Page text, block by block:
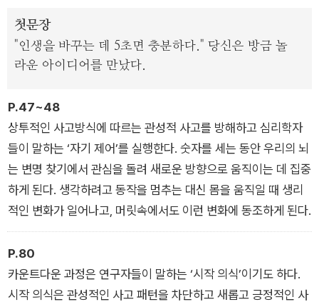
계획만 했던 아침을 실제 보낼 수 있었다.
이 5초는 단 하나를 바꿨지만, 가장 위대한 것을 바꿨다. 바로 ‘자
로빈스는 <5초의 법칙>에서 망설임 없이 변화를 선택한 수많은
사람들의 구체적인 증언과 최신 연구들을 통해 관성적으로 사는
삶을 원하는 삶으로 바꾸는 법, 즉 스스로의 영웅이 되는 법을 알
려준다.
첫문장
"인생을 바꾸는 데 5초면 충분하다." 당신은 방금 놀
라운 아이디어를 만났다.
P.47~48
상투적인 사고방식에 따르는 관성적 사고를 방해하고 심리학자
들이 말하는 ‘자기 제어’를 실행한다. 숫자를 세는 동안 우리의 뇌
는 변명 찾기에서 관심을 돌려 새로운 방향으로 움직이는 데 집중
하게 된다. 생각하려고 동작을 멈추는 대신 몸을 움직일 때 생리
적인 변화가 일어나고, 머릿속에서도 이런 변화에 동조하게 된다.
P.80
카운트다운 과정은 연구자들이 말하는 ‘시작 의식’이기도 하다.
시작 의식은 관성적인 사고 패턴을 차단하고 새롭고 긍정적인 사